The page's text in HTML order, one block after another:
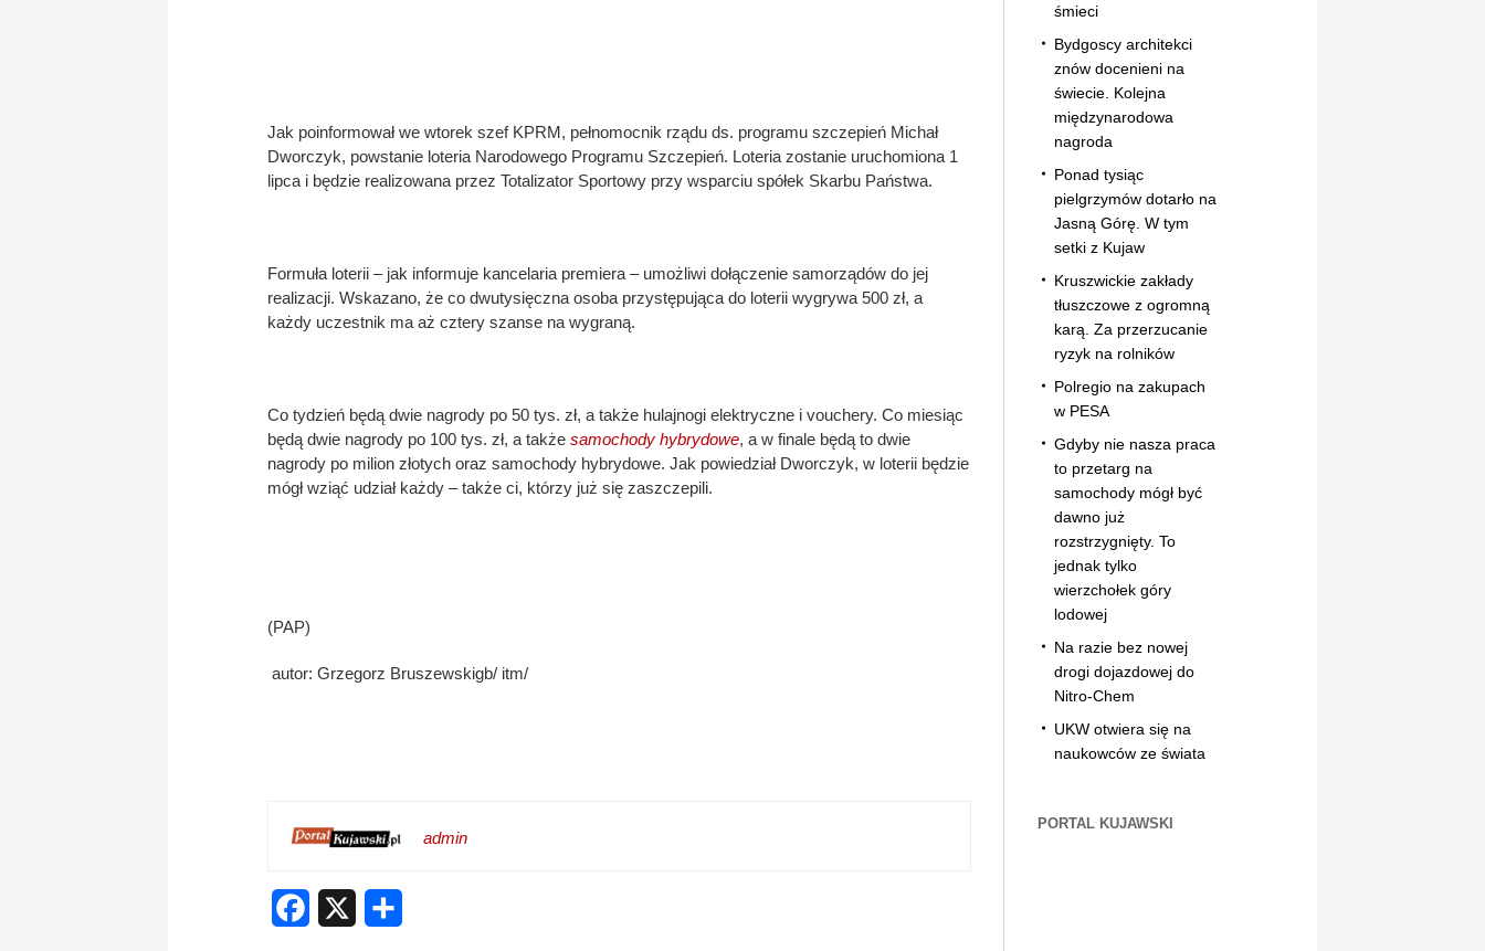
Jak poinformował we wtorek szef KPRM, pełnomocnik rządu ds. programu szczepień Michał
Dworczyk, powstanie loteria Narodowego Programu Szczepień. Loteria zostanie uruchomiona 1
lipca i będzie realizowana przez Totalizator Sportowy przy wsparciu spółek Skarbu Państwa.
Formuła loterii – jak informuje kancelaria premiera – umożliwi dołączenie samorządów do jej
realizacji. Wskazano, że co dwutysięczna osoba przystępująca do loterii wygrywa 500 zł, a
każdy uczestnik ma aż cztery szanse na wygraną.
Co tydzień będą dwie nagrody po 50 tys. zł, a także hulajnogi elektryczne i vouchery. Co miesiąc
będą dwie nagrody po 100 tys. zł, a także samochody hybrydowe, a w finale będą to dwie
nagrody po milion złotych oraz samochody hybrydowe. Jak powiedział Dworczyk, w loterii będzie
mógł wziąć udział każdy – także ci, którzy już się zaszczepili.
(PAP)
autor: Grzegorz Bruszewskigb/ itm/
admin
Facebook
śmieci
Bydgoscy architekci
znów docenieni na
świecie. Kolejna
międzynarodowa
nagroda
Ponad tysiąc
pielgrzymów dotarło na
Jasną Górę. W tym
setki z Kujaw
Kruszwickie zakłady
tłuszczowe z ogromną
karą. Za przerzucanie
ryzyk na rolników
Polregio na zakupach
w PESA
Gdyby nie nasza praca
to przetarg na
samochody mógł być
dawno już
rozstrzygnięty. To
jednak tylko
wierzchołek góry
lodowej
Na razie bez nowej
drogi dojazdowej do
Nitro-Chem
UKW otwiera się na
naukowców ze świata
PORTAL KUJAWSKI